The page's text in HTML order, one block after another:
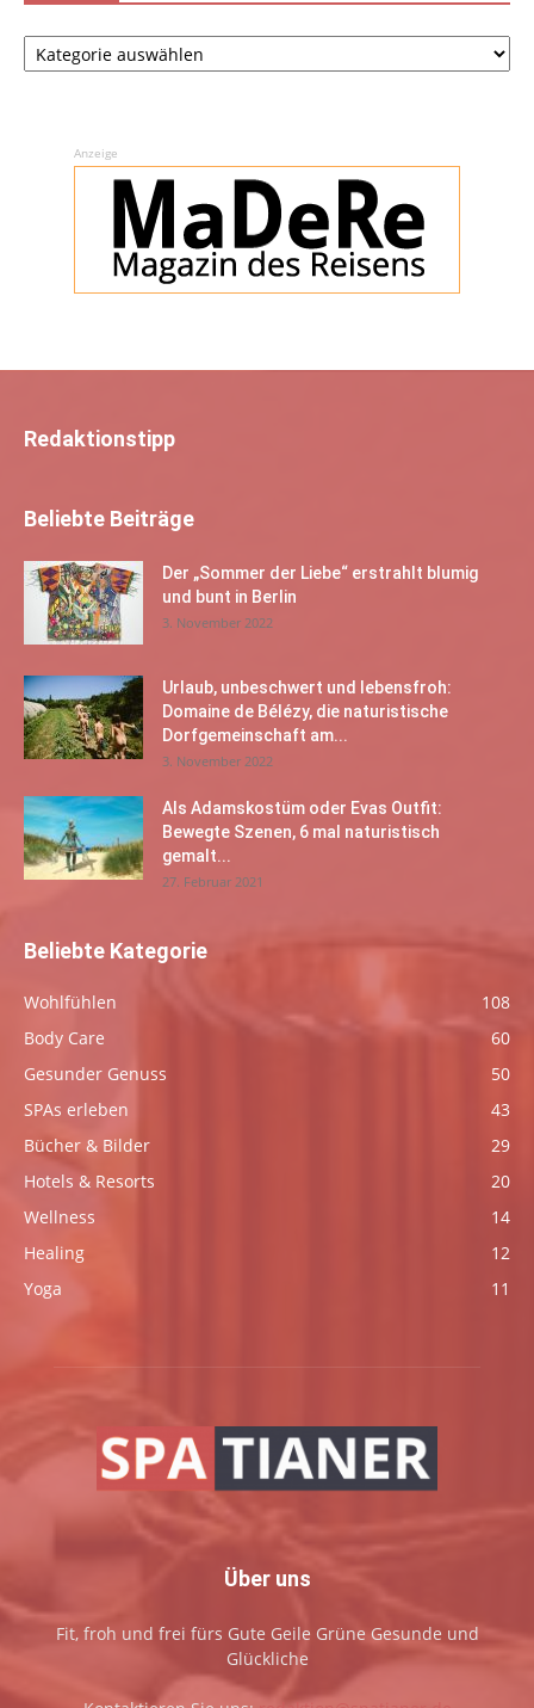
Rubriken
Anzeige
Redaktionstipp
Beliebte Beiträge
Der „Sommer der Liebe“ erstrahlt blumig
und bunt in Berlin
3. November 2022
Urlaub, unbeschwert und lebensfroh:
Domaine de Bélézy, die naturistische
Dorfgemeinschaft am...
3. November 2022
Als Adamskostüm oder Evas Outfit:
Bewegte Szenen, 6 mal naturistisch
gemalt...
27. Februar 2021
Beliebte Kategorie
Wohlfühlen
108
Body Care
60
Gesunder Genuss
50
SPAs erleben
43
Bücher & Bilder
29
Hotels & Resorts
20
Wellness
14
Healing
12
Yoga
11
Über uns
Fit, froh und frei fürs Gute Geile Grüne Gesunde und
Glückliche